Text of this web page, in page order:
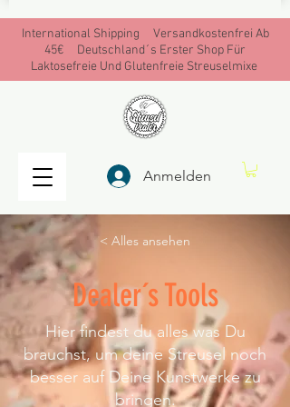
Anmelden
International Shipping Versandkostenfrei Ab
45€ Deutschland´s Erster Shop Für
Laktosefreie Und Glutenfreie Streuselmixe
< Alles ansehen
Dealer´s Tools
Hier findest du alles was Du
brauchst, um deine Streusel noch
besser auf Deine Kunstwerke zu
bringen.